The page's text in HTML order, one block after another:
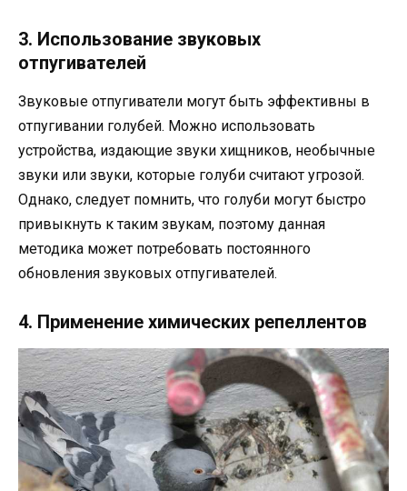
3. Использование звуковых
отпугивателей
Звуковые отпугиватели могут быть эффективны в
отпугивании голубей. Можно использовать
устройства, издающие звуки хищников, необычные
звуки или звуки, которые голуби считают угрозой.
Однако, следует помнить, что голуби могут быстро
привыкнуть к таким звукам, поэтому данная
методика может потребовать постоянного
обновления звуковых отпугивателей.
4. Применение химических репеллентов